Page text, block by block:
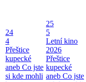
24
4
Přeštice
kupecké
aneb Co jste
si kde mohli
25
5
Letní kino
2026
Přeštice
kupecké
aneb Co jste